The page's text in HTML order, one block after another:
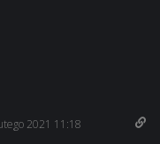
2021 11:18